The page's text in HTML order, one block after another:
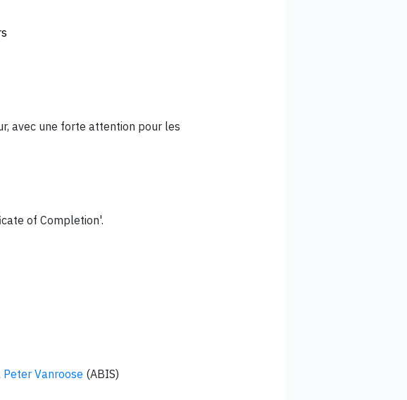
avec une forte attention pour les
of Completion'.
Peter Vanroose (ABIS)